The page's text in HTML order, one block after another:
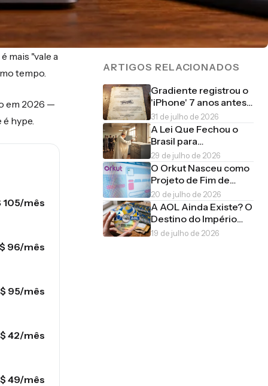
mais "vale a
tempo.
em 2026 —
hype.
105/mês
96/mês
95/mês
42/mês
49/mês
ARTIGOS RELACIONADOS
Gradiente registrou o
'iPhone' 7 anos antes
da Apple
31 de julho de 2026
A Lei Que Fechou o
Brasil para
Computadores
Importados Nasceu de
uma Piada de
Estudante
29 de julho de 2026
O Orkut Nasceu como
Projeto de Fim de
Semana. O Brasil o
Transformou em
Império
20 de julho de 2026
A AOL Ainda Existe? O
Destino do Império
que Enterrou o Mundo
19 de julho de 2026